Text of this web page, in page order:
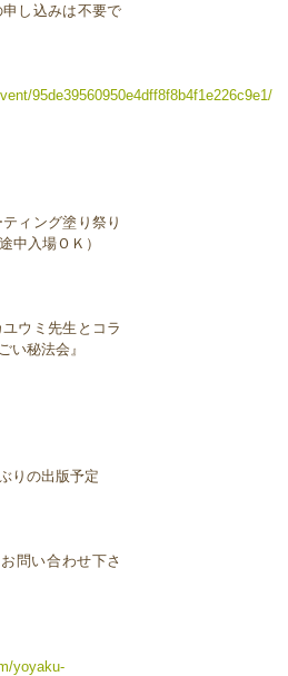
し込みは不要で
95de39560950e4dff8f8b4f1e226c9e1/
ィング塗り祭り
中入場ＯＫ）
ウミ先生とコラ
い秘法会』
りの出版予定
問い合わせ下さ
yoyaku-